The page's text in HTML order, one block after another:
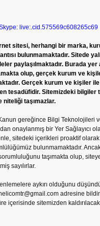
live:.cid.575569c608265c69
sitesi, herhangi bir marka,
bulunmamaktadır. Sitede
paylaşılmaktadır. Burada
olup, gerçek kurum ve
Gerçek kurum ve kişiler
tesadüfidir. Sitemizdeki bilgiler
niteliği taşımazlar.
gereğince Bilgi Teknolojileri
onaylanmış bir Yer Sağlayıcı
sitedeki içerikleri proaktif
bulunmamaktadır.
taşımakta olup,
sayılırlar.
aykırı olduğunu
adresine
içerisinde sitemizden